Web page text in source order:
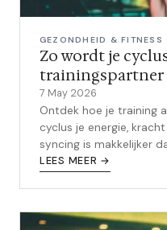
GEZONDHEID & FITNESS
Zo wordt je
trainingspartner
7 May 2026
Ontdek hoe je training
cyclus je energie,
syncing is makkelijker
LEES MEER →